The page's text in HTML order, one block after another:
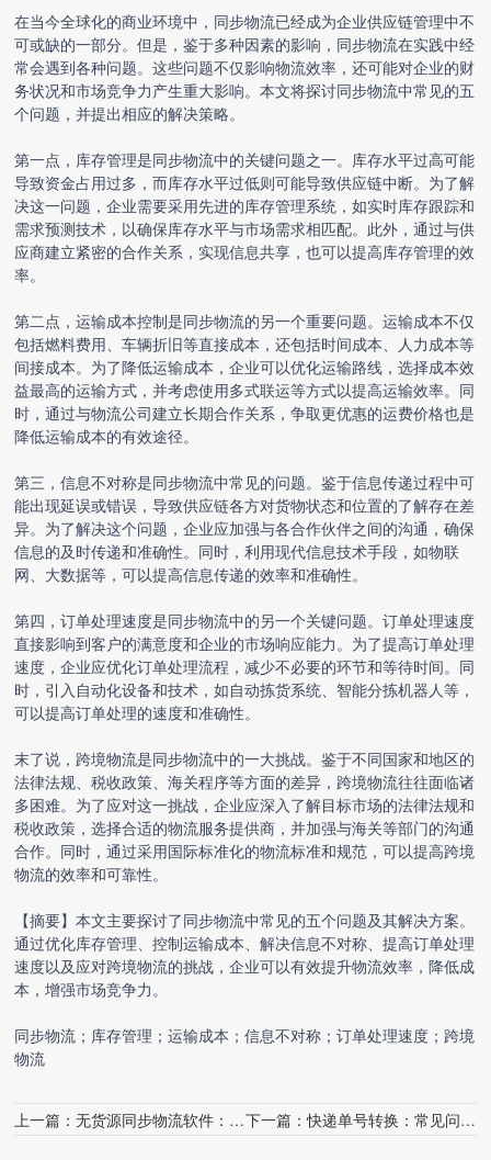
在当今全球化的商业环境中，同步物流已经成为企业供应链管理中不
可或缺的一部分。但是，鉴于多种因素的影响，同步物流在实践中经
常会遇到各种问题。这些问题不仅影响物流效率，还可能对企业的财
务状况和市场竞争力产生重大影响。本文将探讨同步物流中常见的五
个问题，并提出相应的解决策略。
第一点，库存管理是同步物流中的关键问题之一。库存水平过高可能
导致资金占用过多，而库存水平过低则可能导致供应链中断。为了解
决这一问题，企业需要采用先进的库存管理系统，如实时库存跟踪和
需求预测技术，以确保库存水平与市场需求相匹配。此外，通过与供
应商建立紧密的合作关系，实现信息共享，也可以提高库存管理的效
率。
第二点，运输成本控制是同步物流的另一个重要问题。运输成本不仅
包括燃料费用、车辆折旧等直接成本，还包括时间成本、人力成本等
间接成本。为了降低运输成本，企业可以优化运输路线，选择成本效
益最高的运输方式，并考虑使用多式联运等方式以提高运输效率。同
时，通过与物流公司建立长期合作关系，争取更优惠的运费价格也是
降低运输成本的有效途径。
第三，信息不对称是同步物流中常见的问题。鉴于信息传递过程中可
能出现延误或错误，导致供应链各方对货物状态和位置的了解存在差
异。为了解决这个问题，企业应加强与各合作伙伴之间的沟通，确保
信息的及时传递和准确性。同时，利用现代信息技术手段，如物联
网、大数据等，可以提高信息传递的效率和准确性。
第四，订单处理速度是同步物流中的另一个关键问题。订单处理速度
直接影响到客户的满意度和企业的市场响应能力。为了提高订单处理
速度，企业应优化订单处理流程，减少不必要的环节和等待时间。同
时，引入自动化设备和技术，如自动拣货系统、智能分拣机器人等，
可以提高订单处理的速度和准确性。
末了说，跨境物流是同步物流中的一大挑战。鉴于不同国家和地区的
法律法规、税收政策、海关程序等方面的差异，跨境物流往往面临诸
多困难。为了应对这一挑战，企业应深入了解目标市场的法律法规和
税收政策，选择合适的物流服务提供商，并加强与海关等部门的沟通
合作。同时，通过采用国际标准化的物流标准和规范，可以提高跨境
物流的效率和可靠性。
【摘要】本文主要探讨了同步物流中常见的五个问题及其解决方案。
通过优化库存管理、控制运输成本、解决信息不对称、提高订单处理
速度以及应对跨境物流的挑战，企业可以有效提升物流效率，降低成
本，增强市场竞争力。
同步物流；库存管理；运输成本；信息不对称；订单处理速度；跨境
物流
上一篇：无货源同步物流软件：常见问题解答 下一篇：快递单号转换：常见问题与解答